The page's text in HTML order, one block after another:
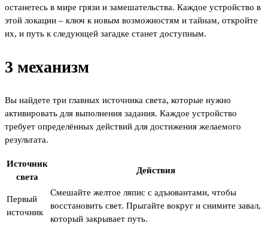
останетесь в мире грязи и замешательства. Каждое устройство в
этой локации – ключ к новым возможностям и тайнам, откройте
их, и путь к следующей загадке станет доступным.
3 механизм
Вы найдете три главных источника света, которые нужно
активировать для выполнения задания. Каждое устройство
требует определённых действий для достижения желаемого
результата.
Источник
света
Действия
Первый
источник
Смешайте желтое ляпис с адъювантами, чтобы
восстановить свет. Прыгайте вокруг и снимите завал,
который закрывает путь.